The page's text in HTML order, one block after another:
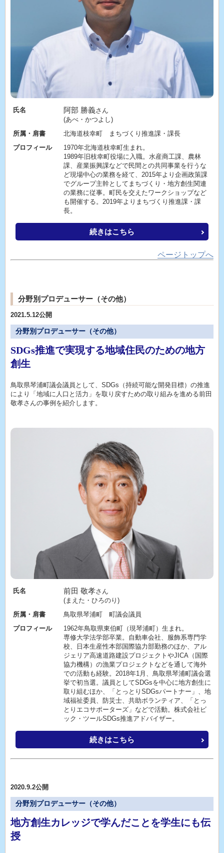
氏名 阿部 勝義さん
(あべ・かつよし)
所属・肩書
北海道枝幸町 まちづくり推進課・課長
プロフィール
1970年北海道枝幸町生まれ。
1989年旧枝幸町役場に入職。水産商工課、農林
課、産業振興課などで民間との共同事業を行うな
ど現場中心の業務を経て、2015年より企画政策課
でグループ主幹としてまちづくり・地方創生関連
の業務に従事。町民を交えたワークショップなど
も開催する。2019年よりまちづくり推進課・課
長。
続きはこちら
ページトップへ
分野別プロデューサー（その他）
2021.5.12公開
分野別プロデューサー（その他）
SDGs推進で実現する地域住民のための地方
創生
鳥取県琴浦町議会議員として、SDGs（持続可能な開発目標）の推進
により「地域に人口と活力」を取り戻すための取り組みを進める前田
敬孝さんの事例を紹介します。
氏名 前田 敬孝さん
(まえた・ひろのり)
所属・肩書
鳥取県琴浦町 町議会議員
プロフィール
1962年鳥取県東伯町（現琴浦町）生まれ。
専修大学法学部卒業。自動車会社、服飾系専門学
校、日本生産性本部国際協力部勤務のほか、アル
ジェリア高速道路建設プロジェクトやJICA（国際
協力機構）の漁業プロジェクトなどを通して海外
での活動も経験。2018年1月、鳥取県琴浦町議会選
挙で初当選。議員としてSDGsを中心に地方創生に
取り組むほか、「とっとりSDGsパートナー」、地
域福祉委員、防災士、共助ボランティア、「とっ
とりエコサポーターズ」などで活動。株式会社ビ
ック・ツールSDGs推進アドバイザー。
続きはこちら
2020.9.2公開
分野別プロデューサー（その他）
地方創生カレッジで学んだことを学生にも伝
授